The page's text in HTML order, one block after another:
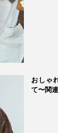
おしゃ
て〜関